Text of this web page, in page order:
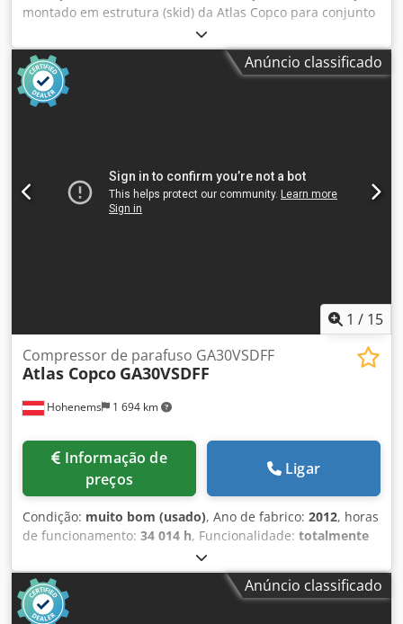
montado em estrutura (skid) da Atlas Copco para conjunto
de compressores, incluindo reservatório/tanque principal
com bombas, filtros, refrigeradores e bloco de válvulas.
Inclui tanque de purga e diversos componentes
sobressalentes e juntas, conforme listado no documento
para download abaixo. Crjdpfx Aszmadmscnof
BPDDC) e do preenchimento de um formulário de
declaração do utilizador final (End User Statement – EUS)
pelo comprador e, caso o comprador não seja o utilizador
Anúncio classificado
1 / 15
Hohenems 1 694 km
Compressor de parafuso GA30VSDFF
Atlas Copco GA30VSDFF
preços
Ligar
Condição: muito bom (usado), Ano de fabrico: 2012, horas
de funcionamento: 34 014 h, Funcionalidade: totalmente
, Compressor de parafusos Atlas Copco
GA30VSDFF 30 kW 12,80 bar 5,58 m3/min Cedpezkwfvjfx
Acnorf Ano de fabricação: 2012 Horas de funcionamento:
34.014
Anúncio classificado